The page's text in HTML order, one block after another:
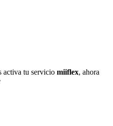
activa tu servicio miiflex, ahora